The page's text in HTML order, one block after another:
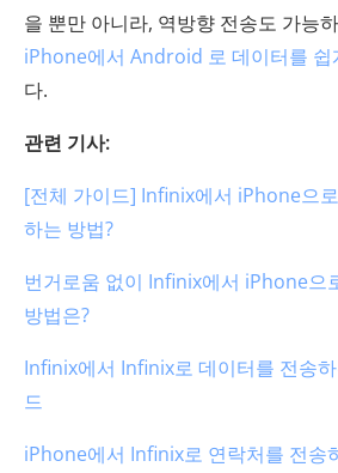
을 뿐만 아니라, 역방향 전송도 가능
iPhone에서 Android 로 데이터를 쉽
다.
관련 기사:
[전체 가이드] Infinix에서 iPhone으
하는 방법?
번거로움 없이 Infinix에서 iPhone으
방법은?
Infinix에서 Infinix로 데이터를 전송
드
iPhone에서 Infinix로 연락처를 전송